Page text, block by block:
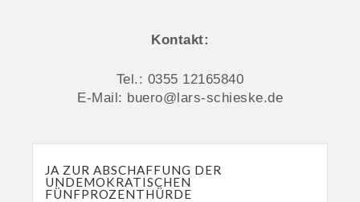
Kontakt:
Tel.: 0355 12165840
E-Mail: buero@lars-schieske.de
JA ZUR ABSCHAFFUNG DER
UNDEMOKRATISCHEN
FÜNFPROZENTHÜRDE